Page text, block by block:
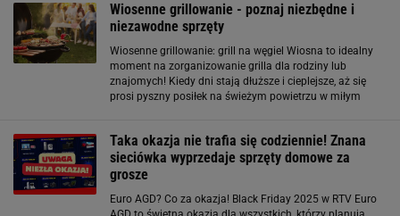
Wiosenne grillowanie - poznaj niezbędne i
niezawodne sprzęty
Wiosenne grillowanie: grill na węgiel Wiosna to idealny
moment na zorganizowanie grilla dla rodziny lub
znajomych! Kiedy dni stają dłuższe i cieplejsze, aż się
prosi pyszny posiłek na świeżym powietrzu w miłym
Taka okazja nie trafia się codziennie! Znana
sieciówka wyprzedaje sprzęty domowe za
grosze
Euro AGD? Co za okazja! Black Friday 2025 w RTV Euro